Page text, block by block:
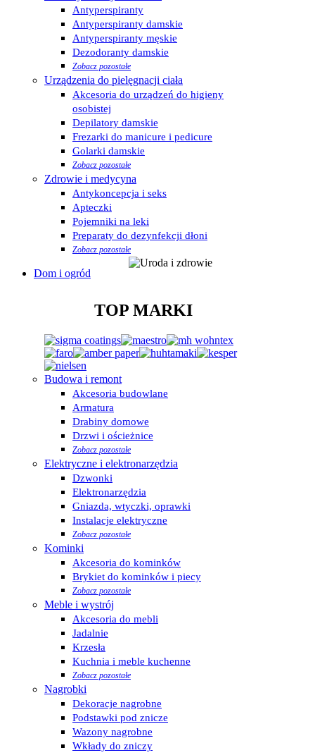
Antyperspiranty
Antyperspiranty damskie
Antyperspiranty męskie
Dezodoranty damskie
Zobacz pozostałe
Urządzenia do pielęgnacji ciała
Akcesoria do urządzeń do higieny
osobistej
Depilatory damskie
Frezarki do manicure i pedicure
Golarki damskie
Zobacz pozostałe
Zdrowie i medycyna
Antykoncepcja i seks
Apteczki
Pojemniki na leki
Preparaty do dezynfekcji dłoni
Zobacz pozostałe
Dom i ogród
TOP MARKI
Budowa i remont
Akcesoria budowlane
Armatura
Drabiny domowe
Drzwi i ościeżnice
Zobacz pozostałe
Elektryczne i elektronarzędzia
Dzwonki
Elektronarzędzia
Gniazda, wtyczki, oprawki
Instalacje elektryczne
Zobacz pozostałe
Kominki
Akcesoria do kominków
Brykiet do kominków i piecy
Zobacz pozostałe
Meble i wystrój
Akcesoria do mebli
Jadalnie
Krzesła
Kuchnia i meble kuchenne
Zobacz pozostałe
Nagrobki
Dekoracje nagrobne
Podstawki pod znicze
Wazony nagrobne
Wkłady do zniczy